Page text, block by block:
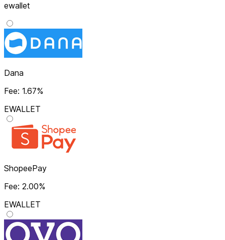
ewallet
Dana
Fee: 1.67%
EWALLET
ShopeePay
Fee: 2.00%
EWALLET